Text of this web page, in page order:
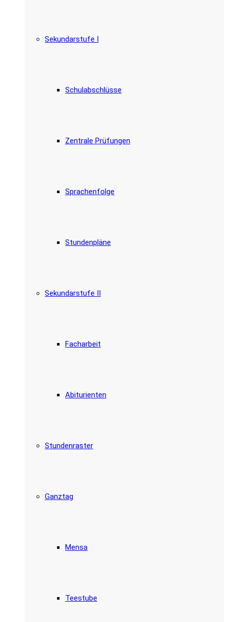
Sekundarstufe I
Schulabschlüsse
Zentrale Prüfungen
Sprachenfolge
Stundenpläne
Sekundarstufe II
Facharbeit
Abiturienten
Stundenraster
Ganztag
Mensa
Teestube